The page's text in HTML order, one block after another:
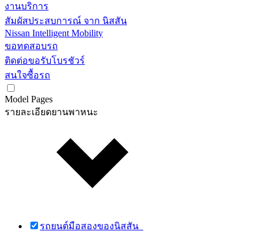
งานบริการ
สัมผัสประสบการณ์ จาก นิสสัน
Nissan Intelligent Mobility
ขอทดสอบรถ
ติดต่อขอรับโบรชัวร์
สนใจซื้อรถ
Model Pages
รายละเอียดยานพาหนะ
รถยนต์มือสองของนิสสัน